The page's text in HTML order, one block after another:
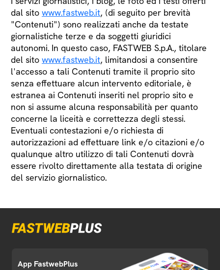
dal sito www.fastweb.it, (di seguito per brevità
"Contenuti") sono realizzati anche da testate
giornalistiche terze e da soggetti giuridici
autonomi. In questo caso, FASTWEB S.p.A., titolare
del sito www.fastweb.it, limitandosi a consentire
l'accesso a tali Contenuti tramite il proprio sito
senza effettuare alcun intervento editoriale, è
estranea ai Contenuti inseriti nel proprio sito e
non si assume alcuna responsabilità per quanto
concerne la liceità e correttezza degli stessi.
Eventuali contestazioni e/o richiesta di
autorizzazioni ad effettuare link e/o citazioni e/o
qualunque altro utilizzo di tali Contenuti dovrà
essere rivolto direttamente alla testata di origine
del servizio giornalistico.
App FastwebPlus